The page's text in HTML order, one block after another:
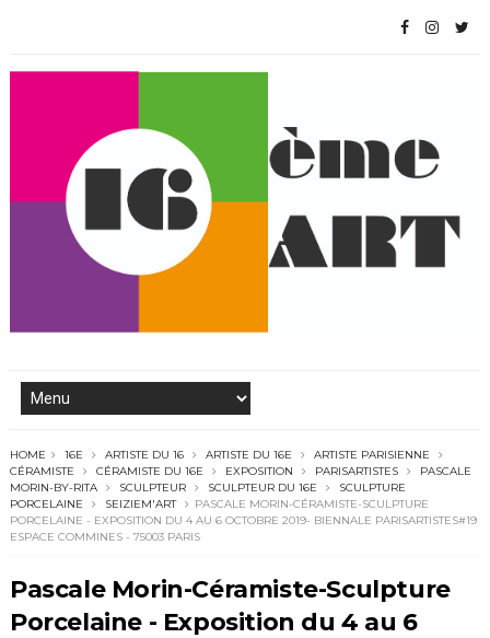
HOME 16E ARTISTE DU 16 ARTISTE DU 16E
ARTISTE PARISIENNE
CÉRAMISTE
CÉRAMISTE DU 16E EXPOSITION PARISARTISTES
PASCALE
MORIN-BY-RITA
SCULPTEUR SCULPTEUR DU 16E
SCULPTURE
PORCELAINE
SEIZIEM'ART
PASCALE MORIN-CÉRAMISTE-SCULPTURE
PORCELAINE - EXPOSITION DU 4 AU 6 OCTOBRE 2019- BIENNALE PARISARTISTES#19
ESPACE COMMINES - 75003 PARIS
Pascale Morin-Céramiste-Sculpture
Porcelaine - Exposition du 4 au 6